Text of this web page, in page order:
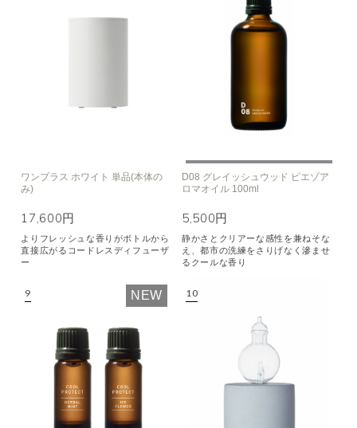
ワンプラス ホワイト 単品(本体の
み)
17,600円
よりフレッシュな香りがボトルから
直接広がるコードレスディフューザ
ー
D08 グレイッシュウッド ピエゾア
ロマオイル 100ml
5,500円
静かさとクリアーな感性を兼ねそな
え、都市の洗練をさりげなく滲ませ
るクールな香り
NEW